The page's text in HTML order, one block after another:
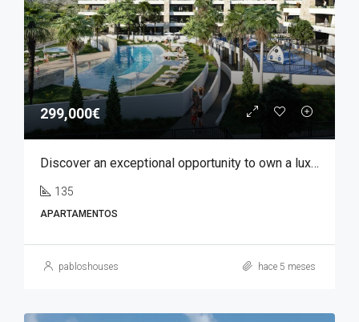
299,000€
Discover an exceptional opportunity to own a luxury apartment in Font del Llop, one of the most prestigious residential golf resorts in the Costa Blanca region.
135
APARTAMENTOS
pabloshouses hace 5 meses